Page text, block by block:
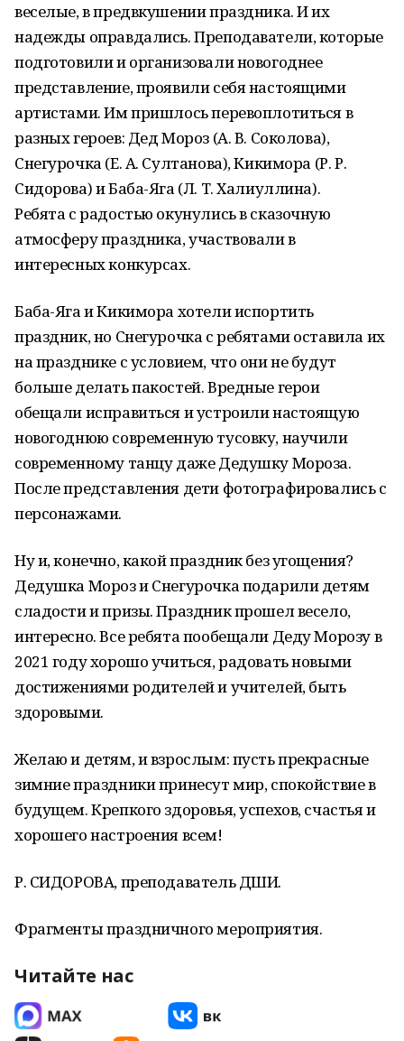
веселые, в предвкушении праздника. И их
надежды оправдались. Преподаватели, которые
подготовили и организовали новогоднее
представление, проявили себя настоящими
артистами. Им пришлось перевоплотиться в
разных героев: Дед Мороз (А. В. Соколова),
Снегурочка (Е. А. Султанова), Кикимора (Р. Р.
Сидорова) и Баба-Яга (Л. Т. Халиуллина).
Ребята с радостью окунулись в сказочную
атмосферу праздника, участвовали в
интересных конкурсах.
Баба-Яга и Кикимора хотели испортить
праздник, но Снегурочка с ребятами оставила их
на празднике с условием, что они не будут
больше делать пакостей. Вредные герои
обещали исправиться и устроили настоящую
новогоднюю современную тусовку, научили
современному танцу даже Дедушку Мороза.
После представления дети фотографировались с
персонажами.
Ну и, конечно, какой праздник без угощения?
Дедушка Мороз и Снегурочка подарили детям
сладости и призы. Праздник прошел весело,
интересно. Все ребята пообещали Деду Морозу в
2021 году хорошо учиться, радовать новыми
достижениями родителей и учителей, быть
здоровыми.
Желаю и детям, и взрослым: пусть прекрасные
зимние праздники принесут мир, спокойствие в
будущем. Крепкого здоровья, успехов, счастья и
хорошего настроения всем!
Р. СИДОРОВА, преподаватель ДШИ.
Фрагменты праздничного мероприятия.
Читайте нас